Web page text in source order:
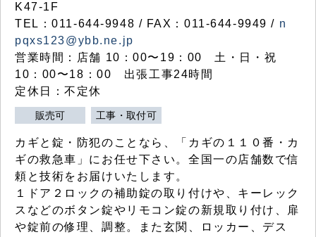
K47-1F
TEL：011-644-9948 / FAX：011-644-9949 / n
pqxs123@ybb.ne.jp
営業時間：店舗 10：00〜19：00 土・日・祝
10：00〜18：00 出張工事24時間
定休日：不定休
販売可 工事・取付可
カギと錠・防犯のことなら、「カギの１１０番・カ
ギの救急車」にお任せ下さい。全国一の店舗数で信
頼と技術をお届けいたします。
１ドア２ロックの補助錠の取り付けや、キーレック
スなどのボタン錠やリモコン錠の新規取り付け、扉
や錠前の修理、調整。また玄関、ロッカー、デス